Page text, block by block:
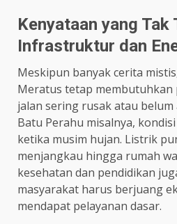
Kenyataan yang Tak
Infrastruktur dan
Meskipun banyak cerita
Meratus tetap membutuhkan
jalan sering rusak atau belum
Batu Perahu misalnya,
ketika musim hujan. Listrik
menjangkau hingga rumah
kesehatan dan pendidikan
masyarakat harus berjuang
mendapat pelayanan dasar.